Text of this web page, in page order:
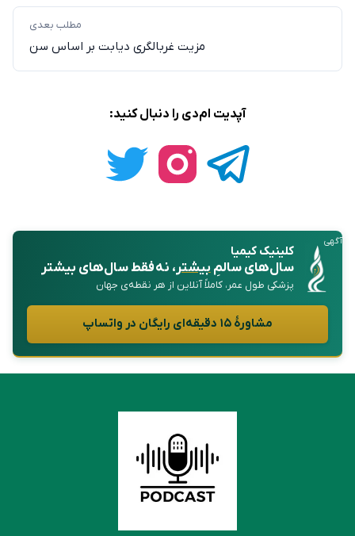
مطلب بعدی
مزیت غربالگری دیابت بر اساس سن
آپدیت ام‌دی را دنبال کنید:
آگهی
کلینیک کیمیا
سال‌های سالمِبیشتر، نه فقط سال‌های بیشتر
پزشکی طول عمر، کاملاً آنلاین از هر نقطه‌ی جهان
مشاورهٔ ۱۵ دقیقه‌ای رایگان در واتساپ